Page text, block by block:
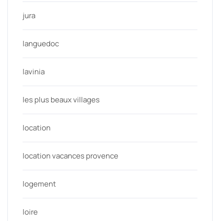
jura
languedoc
lavinia
les plus beaux villages
location
location vacances provence
logement
loire